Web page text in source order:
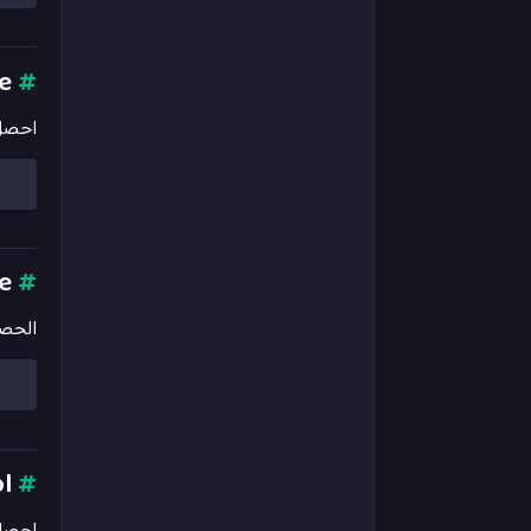
#
getCurrencyCode
#
getCurrencyName
#